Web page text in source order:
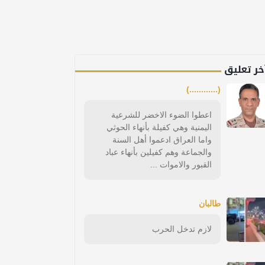
تعليق
(............)
اعطوا الضوء الاخضر للشرعية
اليمنية وهي كفيلة بأنهاء الحوثي
واما العراق ادعموا أهل السنة
والجماعة وهم كفيلين بأنهاء عباد
القبور والاموات ...
طالبان
لازم تدخل الحرب